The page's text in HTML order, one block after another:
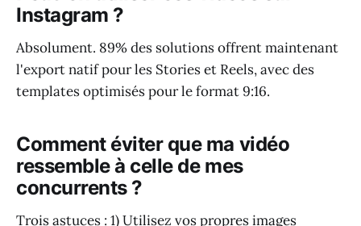
Instagram ?
Absolument. 89% des solutions offrent maintenant
l'export natif pour les Stories et Reels, avec des
templates optimisés pour le format 9:16.
Comment éviter que ma vidéo
ressemble à celle de mes
concurrents ?
Trois astuces : 1) Utilisez vos propres images